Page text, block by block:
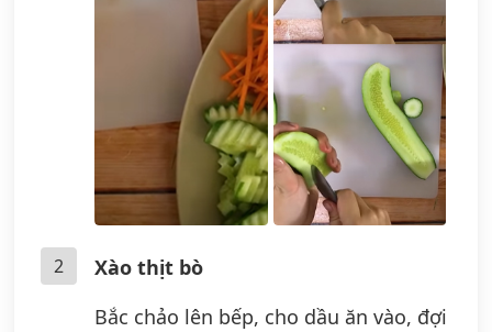
2
Xào thịt bò
Bắc chảo lên bếp, cho dầu ăn vào, đợi